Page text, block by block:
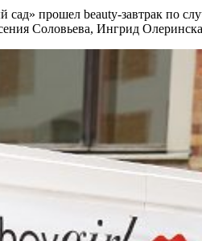
сад» прошел beauty-завтрак по
Соловьева, Ингрид